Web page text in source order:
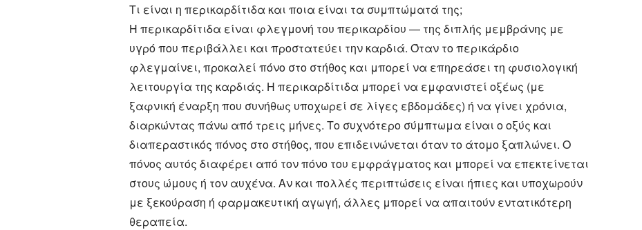
Τι είναι η περικαρδίτιδα και ποια είναι τα συμπτώματά της;
Η περικαρδίτιδα είναι φλεγμονή του περικαρδίου — της διπλής μεμβράνης με
υγρό που περιβάλλει και προστατεύει την καρδιά. Όταν το περικάρδιο
φλεγμαίνει, προκαλεί πόνο στο στήθος και μπορεί να επηρεάσει τη φυσιολογική
λειτουργία της καρδιάς. Η περικαρδίτιδα μπορεί να εμφανιστεί οξέως (με
ξαφνική έναρξη που συνήθως υποχωρεί σε λίγες εβδομάδες) ή να γίνει χρόνια,
διαρκώντας πάνω από τρεις μήνες. Το συχνότερο σύμπτωμα είναι ο οξύς και
διαπεραστικός πόνος στο στήθος, που επιδεινώνεται όταν το άτομο ξαπλώνει. Ο
πόνος αυτός διαφέρει από τον πόνο του εμφράγματος και μπορεί να επεκτείνεται
στους ώμους ή τον αυχένα. Αν και πολλές περιπτώσεις είναι ήπιες και υποχωρούν
με ξεκούραση ή φαρμακευτική αγωγή, άλλες μπορεί να απαιτούν εντατικότερη
θεραπεία.